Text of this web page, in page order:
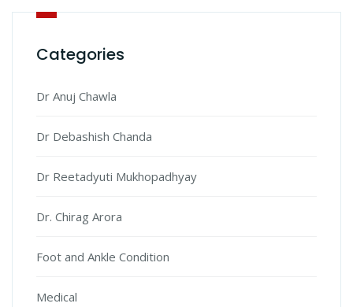
Categories
Dr Anuj Chawla
Dr Debashish Chanda
Dr Reetadyuti Mukhopadhyay
Dr. Chirag Arora
Foot and Ankle Condition
Medical